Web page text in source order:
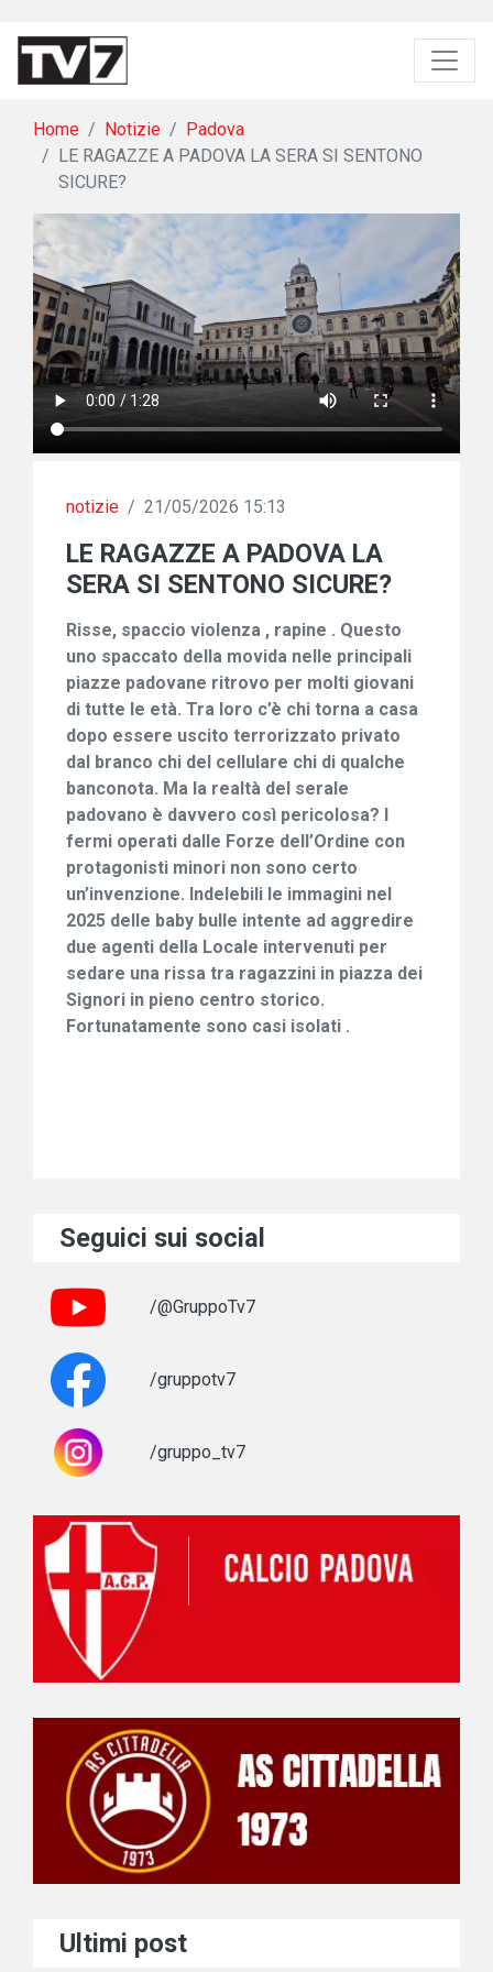
Home Notizie
Padova
LE RAGAZZE A PADOVA LA SERA SI SENTONO
SICURE?
notizie / 21/05/2026 15:13
LE RAGAZZE A PADOVA LA
SERA SI SENTONO SICURE?
Risse, spaccio violenza , rapine . Questo
uno spaccato della movida nelle principali
piazze padovane ritrovo per molti giovani
di tutte le età. Tra loro c’è chi torna a casa
dopo essere uscito terrorizzato privato
dal branco chi del cellulare chi di qualche
banconota. Ma la realtà del serale
padovano è davvero così pericolosa? I
fermi operati dalle Forze dell’Ordine con
protagonisti minori non sono certo
un’invenzione. Indelebili le immagini nel
2025 delle baby bulle intente ad aggredire
due agenti della Locale intervenuti per
sedare una rissa tra ragazzini in piazza dei
Signori in pieno centro storico.
Fortunatamente sono casi isolati .
Seguici sui social
/@GruppoTv7
/gruppotv7
/gruppo_tv7
Ultimi post